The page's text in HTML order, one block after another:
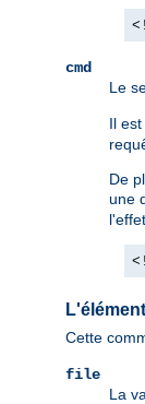
cmd
Le
Il
De
une
Cette
file
La